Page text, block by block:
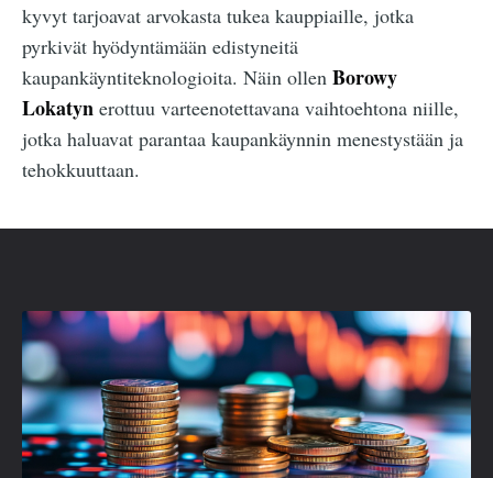
kyvyt tarjoavat arvokasta tukea kauppiaille, jotka
pyrkivät hyödyntämään edistyneitä
kaupankäyntiteknologioita. Näin ollen Borowy
Lokatyn erottuu varteenotettavana vaihtoehtona niille,
jotka haluavat parantaa kaupankäynnin menestystään ja
tehokkuuttaan.